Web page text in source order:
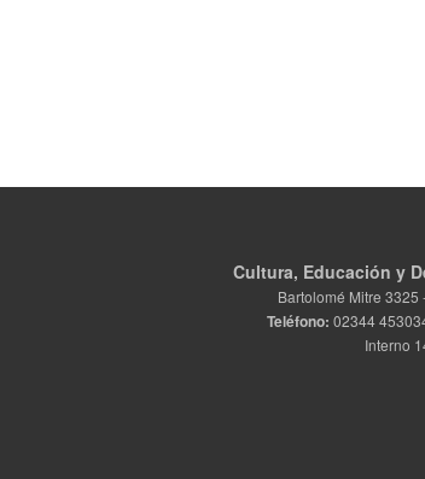
Cultura, Educación y
Bartolomé Mitre
Teléfono: 02344
Interno